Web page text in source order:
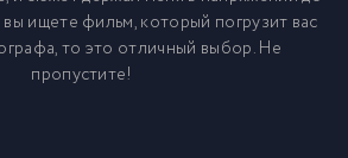
ищете фильм, который погрузит вас
то это отличный выбор. Не
пропустите!